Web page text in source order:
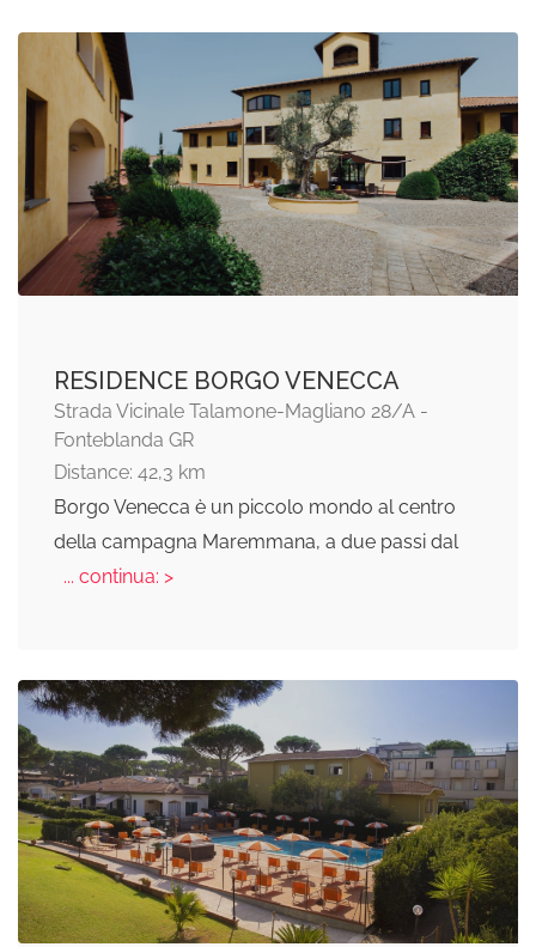
RESIDENCE BORGO VENECCA
Strada Vicinale Talamone-Magliano 28/A -
Fonteblanda GR
Distance: 42,3 km
Borgo Venecca è un piccolo mondo al centro
della campagna Maremmana, a due passi dal
... continua: >